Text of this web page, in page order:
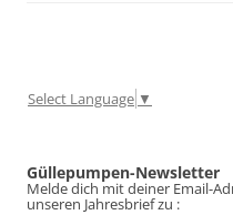
Select Language ▼
Güllepumpen-Newsletter
Melde dich mit deiner Email-
unseren Jahresbrief zu :